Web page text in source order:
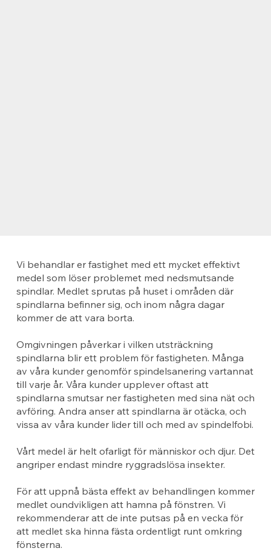
Vi behandlar er fastighet med ett mycket effektivt
medel som löser problemet med nedsmutsande
spindlar. Medlet sprutas på huset i områden där
spindlarna befinner sig, och inom några dagar
kommer de att vara borta.
Omgivningen påverkar i vilken utsträckning
spindlarna blir ett problem för fastigheten. Många
av våra kunder genomför spindelsanering vartannat
till varje år. Våra kunder upplever oftast att
spindlarna smutsar ner fastigheten med sina nät och
avföring. Andra anser att spindlarna är otäcka, och
vissa av våra kunder lider till och med av spindelfobi.
Vårt medel är helt ofarligt för människor och djur. Det
angriper endast mindre ryggradslösa insekter.
För att uppnå bästa effekt av behandlingen kommer
medlet oundvikligen att hamna på fönstren. Vi
rekommenderar att de inte putsas på en vecka för
att medlet ska hinna fästa ordentligt runt omkring
fönsterna.